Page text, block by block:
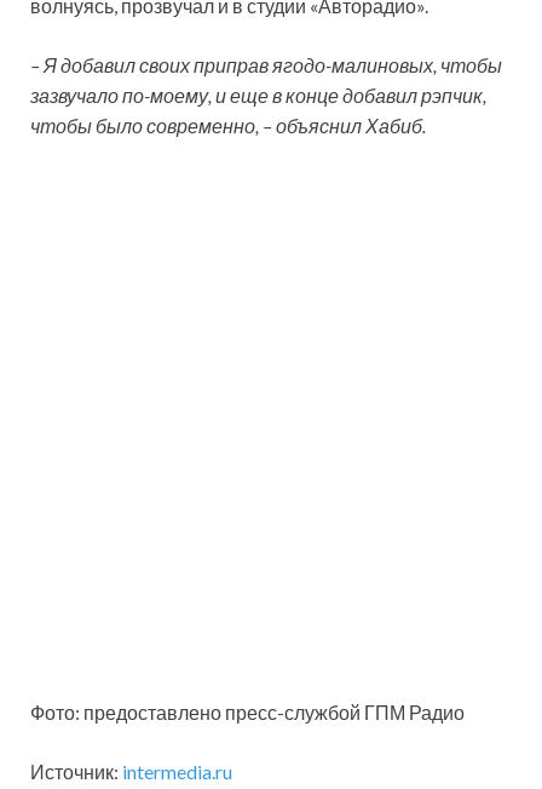
волнуясь, прозвучал и в студии «Авторадио».
– Я добавил своих приправ ягодо-малиновых, чтобы
зазвучало по-моему, и еще в конце добавил рэпчик,
чтобы было современно, – объяснил Хабиб.
Фото: предоставлено пресс-службой ГПМ Радио
Источник: intermedia.ru